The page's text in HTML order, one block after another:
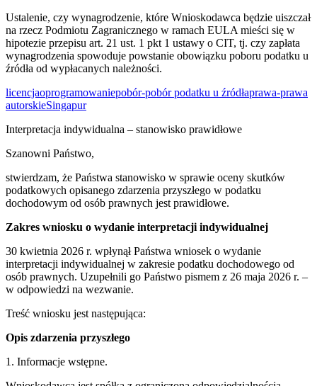
Ustalenie, czy wynagrodzenie, które Wnioskodawca będzie uiszczał
na rzecz Podmiotu Zagranicznego w ramach EULA mieści się w
hipotezie przepisu art. 21 ust. 1 pkt 1 ustawy o CIT, tj. czy zapłata
wynagrodzenia spowoduje powstanie obowiązku poboru podatku u
źródła od wypłacanych należności.
licencjaoprogramowaniepobór-pobór podatku u źródłaprawa-prawa
autorskieSingapur
Interpretacja indywidualna – stanowisko prawidłowe
Szanowni Państwo,
stwierdzam, że Państwa stanowisko w sprawie oceny skutków
podatkowych opisanego zdarzenia przyszłego w podatku
dochodowym od osób prawnych jest prawidłowe.
Zakres wniosku o wydanie interpretacji indywidualnej
30 kwietnia 2026 r. wpłynął Państwa wniosek o wydanie
interpretacji indywidualnej w zakresie podatku dochodowego od
osób prawnych. Uzupełnili go Państwo pismem z 26 maja 2026 r. –
w odpowiedzi na wezwanie.
Treść wniosku jest następująca:
Opis zdarzenia przyszłego
1. Informacje wstępne.